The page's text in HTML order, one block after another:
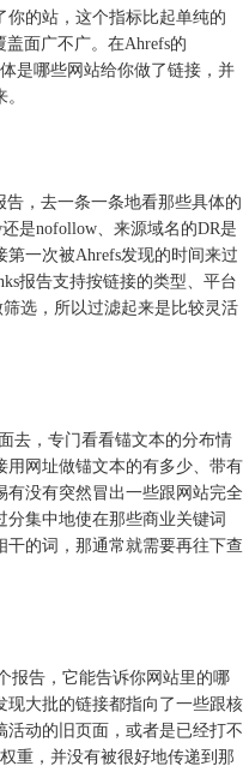
的站，这个指标比起单纯的
面广不广。在Ahrefs的
是哪些网站给你做了链接，并
，去一条一条地看那些具体的
是nofollow、来源域名的DR是
一次被Ahrefs发现的时间来过
报告支持按链接的类型、平台
选，所以过滤起来是比较灵活
，专门看看锚文本的分布情
用网址做锚文本的有多少、带有
有没有突然冒出一些跟网站完全
集中地使在那些商业关键词
干的词，那通常就需要再往下查
告，它能告诉你网站里的哪
现大批的链接都指向了一些跟核
动的旧页面，或者是已经打不
重，并没有被很好地传递到那